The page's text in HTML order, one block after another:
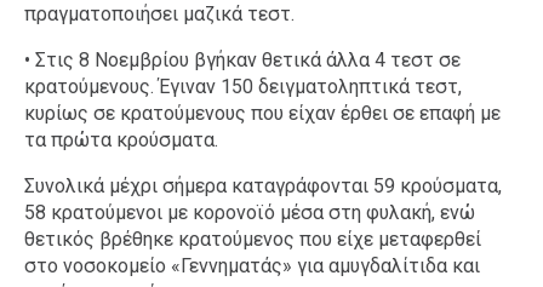
πραγματοποιήσει μαζικά τεστ.
• Στις 8 Νοεμβρίου βγήκαν θετικά άλλα 4 τεστ σε
κρατούμενους. Έγιναν 150 δειγματοληπτικά τεστ,
κυρίως σε κρατούμενους που είχαν έρθει σε επαφή με
τα πρώτα κρούσματα.
Συνολικά μέχρι σήμερα καταγράφονται 59 κρούσματα,
58 κρατούμενοι με κορονοϊό μέσα στη φυλακή, ενώ
θετικός βρέθηκε κρατούμενος που είχε μεταφερθεί
στο νοσοκομείο «Γεννηματάς» για αμυγδαλίτιδα και